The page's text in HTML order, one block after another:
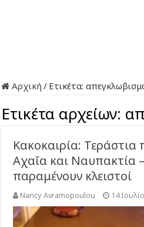
Αρχική / Ετικέτα:
Ετικέτα αρχείων:
Κακοκαιρία:
Αχαΐα και Ναυπακτία
παραμένουν κλειστοί
Nancy Avramopoulou 14